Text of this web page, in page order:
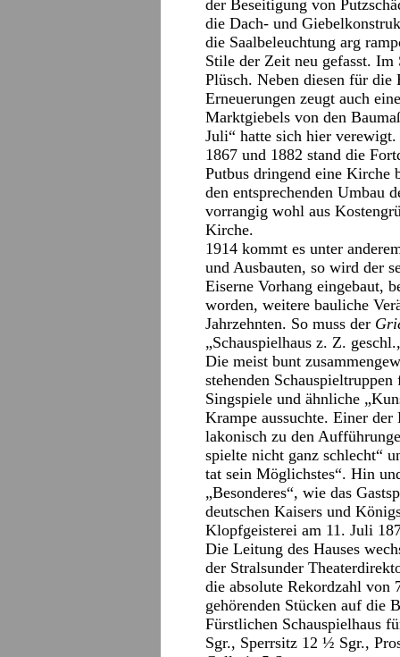
der Beseitigung von
die Dach- und
die Saalbeleuchtung arg
Stile der Zeit neu gefasst.
Plüsch. Neben diesen für die
Erneuerungen zeugt auch
Marktgiebels von den
Juli“ hatte sich hier verewigt.
1867 und 1882 stand die
Putbus dringend eine Kirche
den entsprechenden Umbau
vorrangig wohl aus
Kirche.
1914 kommt es unter
und Ausbauten, so wird der
Eiserne Vorhang eingebaut,
worden, weitere bauliche
Jahrzehnten. So muss der
„Schauspielhaus z. Z.
Die meist bunt
stehenden
Singspiele und ähnliche
Krampe aussuchte. Einer
lakonisch zu den
spielte nicht ganz schlecht“
tat sein Möglichstes“. Hin
„Besonderes“, wie das
deutschen Kaisers und
Klopfgeisterei am 11. Juli
Die Leitung des Hauses
der Stralsunder
die absolute Rekordzahl von
gehörenden Stücken auf die
Fürstlichen Schauspielhaus
Sgr., Sperrsitz 12 ½ Sgr.,